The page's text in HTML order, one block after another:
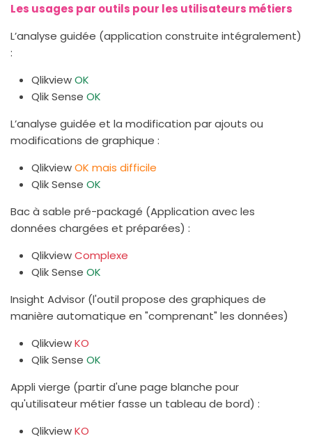
Les usages par outils pour les utilisateurs métiers
L’analyse guidée (application construite intégralement)
:
QlikviewOK
Qlik Sense OK
L’analyse guidée et la modification par ajouts ou
modifications de graphique :
QlikviewOK mais difficile
Qlik Sense OK
Bac à sable pré-packagé (Application avec les
données chargées et préparées) :
QlikviewComplexe
Qlik Sense OK
Insight Advisor (l'outil propose des graphiques de
manière automatique en "comprenant" les données)
QlikviewKO
Qlik Sense OK
Appli vierge (partir d'une page blanche pour
qu'utilisateur métier fasse un tableau de bord) :
QlikviewKO